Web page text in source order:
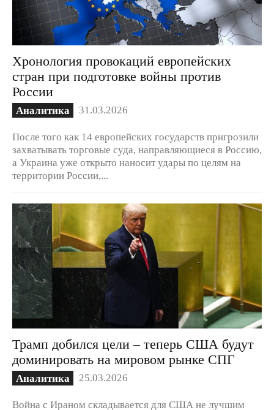
Хронология провокаций европейских
стран при подготовке войны против
России
Аналитика 31.03.2026
После того как 14 европейских государств пригрозили
захватывать торговые суда, направляющиеся в Россию,
а Украина уже открыто наносит удары по целям на
территории России,...
Трамп добился цели – теперь США будут
доминировать на мировом рынке СПГ
Аналитика 25.03.2026
Война с Ираном складывается для США не лучшим